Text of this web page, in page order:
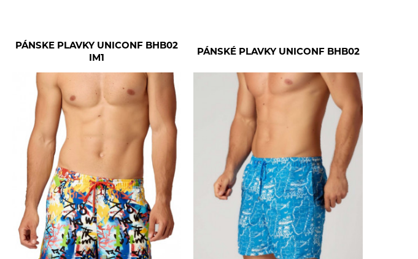
PÁNSKE PLAVKY UNICONF BHB02
IM1
PÁNSKÉ PLAVKY UNICONF BHB02